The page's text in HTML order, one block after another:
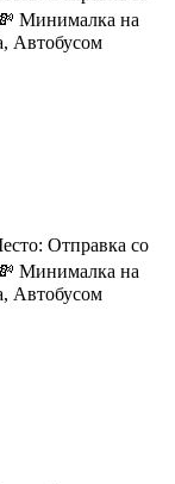
Минималка на
Автобусом
Отправка со
Минималка на
Автобусом